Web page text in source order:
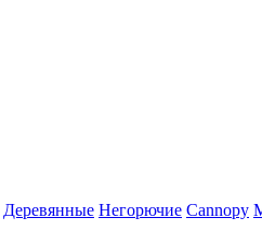
Деревянные Негорючие Cannopy